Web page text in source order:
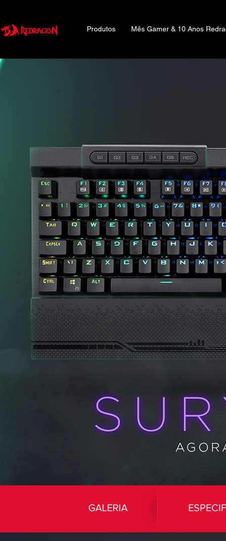
Produtos Mês Gamer & 10 Anos
GALERIA